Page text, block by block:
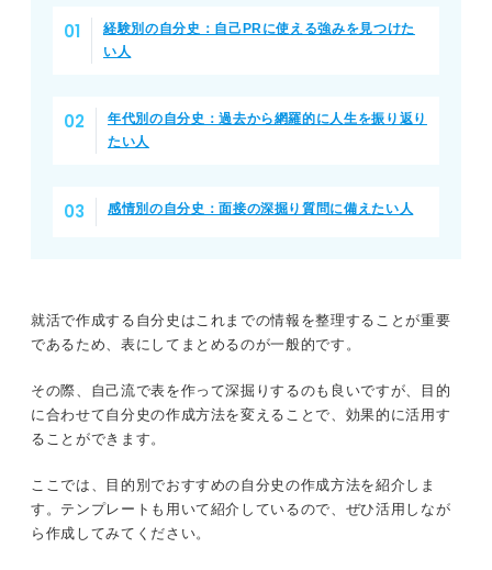
経験別の自分史：自己PRに使える強みを見つけた
い人
年代別の自分史：過去から網羅的に人生を振り返り
たい人
感情別の自分史：面接の深掘り質問に備えたい人
就活で作成する自分史はこれまでの情報を整理することが重要
であるため、表にしてまとめるのが一般的です。
その際、自己流で表を作って深掘りするのも良いですが、目的
に合わせて自分史の作成方法を変えることで、効果的に活用す
ることができます。
ここでは、目的別でおすすめの自分史の作成方法を紹介しま
す。テンプレートも用いて紹介しているので、ぜひ活用しなが
ら作成してみてください。